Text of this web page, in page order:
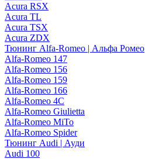
Acura RSX
Acura TL
Acura TSX
Acura ZDX
Тюнинг Alfa-Romeo | Альфа Ромео
Alfa-Romeo 147
Alfa-Romeo 156
Alfa-Romeo 159
Alfa-Romeo 166
Alfa-Romeo 4C
Alfa-Romeo Giulietta
Alfa-Romeo MiTo
Alfa-Romeo Spider
Тюнинг Audi | Ауди
Audi 100